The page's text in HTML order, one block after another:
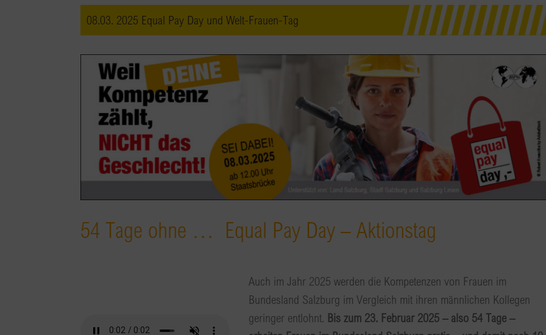
08.03. 2025 Equal Pay Day und Welt-Frauen-Tag
54 Tage ohne … Equal Pay Day – Aktionstag
Auch im Jahr 2025 werden die Kompetenzen von Frauen im
Bundesland Salzburg im Vergleich mit ihren männlichen Kollegen
geringer entlohnt. Bis zum 23. Februar 2025 – also 54 Tage –